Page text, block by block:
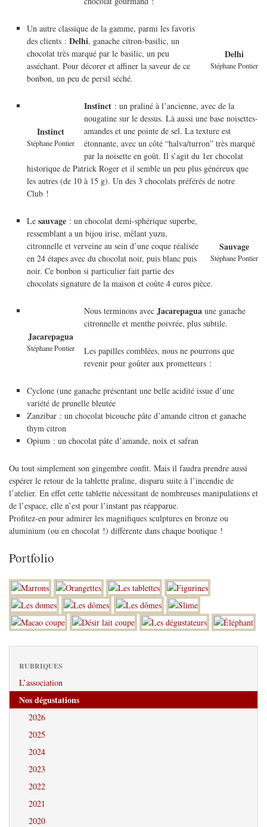
Delhi
Stéphane Pontier
Un autre classique de la gamme, parmi les favoris
des clients : Delhi, ganache citron-basilic, un
chocolat très marqué par le basilic, un peu
asséchant. Pour décorer et affiner la saveur de ce
bonbon, un peu de persil séché.
Instinct
Stéphane Pontier
Instinct : un praliné à l’ancienne, avec de la
nougatine sur le dessus. Là aussi une base noisettes-
amandes et une pointe de sel. La texture est
étonnante, avec un côté “halva/turron” très marqué
par la noisette en goût. Il s’agit du 1er chocolat
historique de Patrick Roger et il semble un peu plus généreux que
les autres (de 10 à 15 g). Un des 3 chocolats préférés de notre
Club !
Sauvage
Stéphane Pontier
Le sauvage : un chocolat demi-sphérique superbe,
ressemblant a un bijou irise, mêlant yuzu,
citronnelle et verveine au sein d’une coque réalisée
en 24 étapes avec du chocolat noir, puis blanc puis
noir. Ce bonbon si particulier fait partie des
chocolats signature de la maison et coûte 4 euros pièce.
Jacarepagua
Stéphane Pontier
Nous terminons avec Jacarepagua une ganache
citronnelle et menthe poivrée, plus subtile.
Les papilles comblées, nous ne pourrons que
revenir pour goûter aux prometteurs :
Cyclone (une ganache présentant une belle acidité issue d’une
variété de prunelle bleutée
Zanzibar : un chocolat bicouche pâte d’amande citron et ganache
thym citron
Opium : un chocolat pâte d’amande, noix et safran
Ou tout simplement son gingembre confit. Mais il faudra prendre aussi
espérer le retour de la tablette praline, disparu suite à l’incendie de
l’atelier. En effet cette tablette nécessitant de nombreuses manipulations et
de l’espace, elle n’est pour l’instant pas réapparue.
Profitez-en pour admirer les magnifiques sculptures en bronze ou
aluminium (ou en chocolat !) différente dans chaque boutique !
Portfolio
RUBRIQUES
L’association
Nos dégustations
2026
2025
2024
2023
2022
2021
2020